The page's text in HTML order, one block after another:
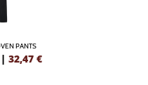
PANTS
| 32,47 €